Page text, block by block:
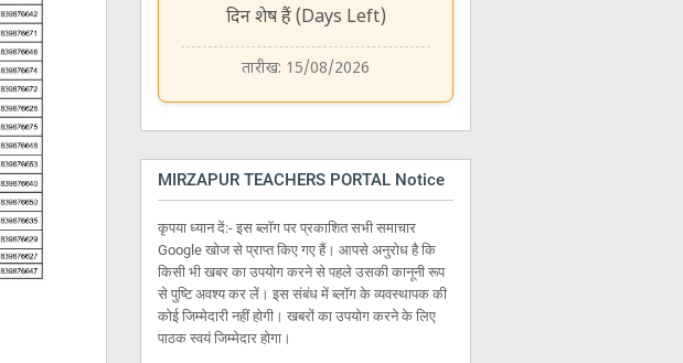
दिन शेष हैं (Days Left)
तारीख: 15/08/2026
MIRZAPUR TEACHERS PORTAL Notice
कृपया ध्यान दें:- इस ब्लॉग पर प्रकाशित सभी समाचार
Google खोज से प्राप्त किए गए हैं। आपसे अनुरोध है कि
किसी भी खबर का उपयोग करने से पहले उसकी कानूनी रूप
से पुष्टि अवश्य कर लें। इस संबंध में ब्लॉग के व्यवस्थापक की
कोई जिम्मेदारी नहीं होगी। खबरों का उपयोग करने के लिए
पाठक स्वयं जिम्मेदार होगा।